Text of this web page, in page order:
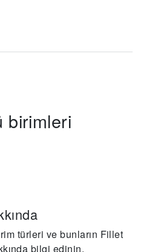
birimleri
türleri ve bunların Fillet
bilgi edinin.